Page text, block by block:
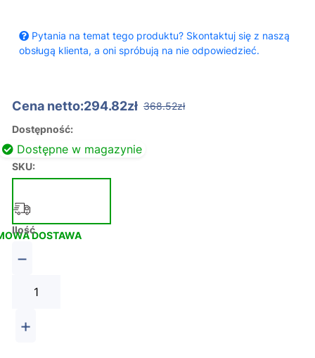
Pytania na temat tego produktu? Skontaktuj się z naszą
obsługą klienta, a oni spróbują na nie odpowiedzieć.
Cena netto:294.82zł 368.52zł
Dostępność:
Dostępne w magazynie
SKU:
DOSTAWA
Ilość
−
+